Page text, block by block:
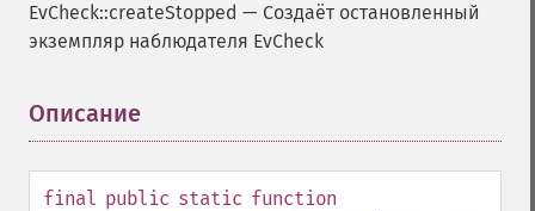
EvCheck::createStopped — Создаёт остановленный
экземпляр наблюдателя EvCheck
Описание
final public static function